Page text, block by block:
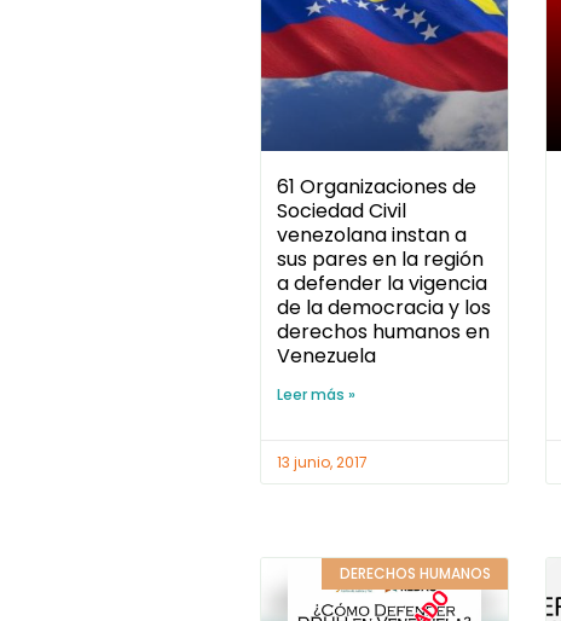
61 Organizaciones de
Sociedad Civil
venezolana instan a
sus pares en la región
a defender la vigencia
de la democracia y los
derechos humanos en
Venezuela
Leer más »
13 junio, 2017
DERECHOS HUMANOS